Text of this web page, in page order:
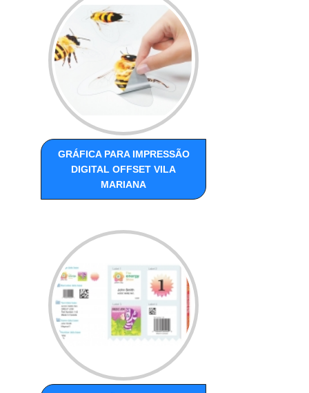
GRÁFICA PARA IMPRESSÃO
DIGITAL OFFSET VILA
MARIANA